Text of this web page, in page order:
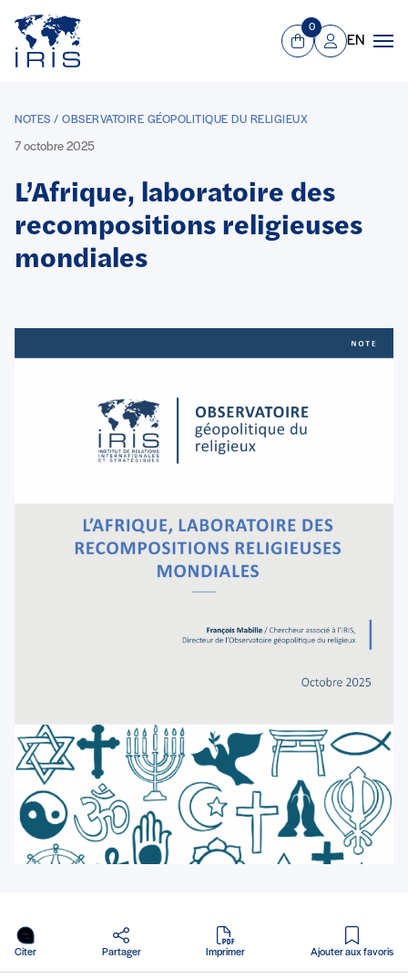
Aller au contenu principal
Panier
0
Mon compte
EN
NOTES / OBSERVATOIRE GÉOPOLITIQUE DU RELIGIEUX
7 octobre 2025
L’Afrique, laboratoire des
recompositions religieuses
mondiales
Citer Partager Imprimer
en PDF
Ajouter aux favoris